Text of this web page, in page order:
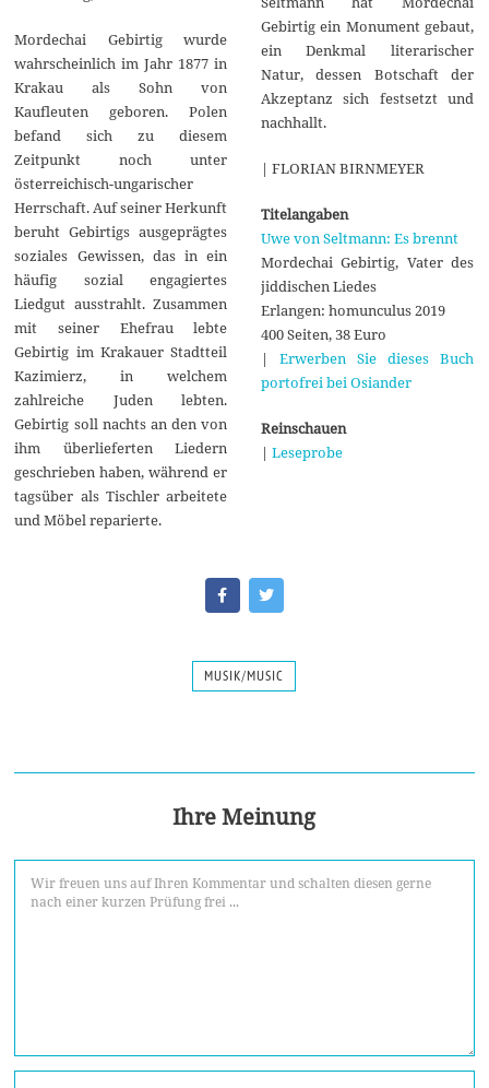
Mordechai Gebirtig wurde
wahrscheinlich im Jahr 1877 in
Krakau als Sohn von
Kaufleuten geboren. Polen
befand sich zu diesem
Zeitpunkt noch unter
österreichisch-ungarischer
Herrschaft. Auf seiner Herkunft
beruht Gebirtigs ausgeprägtes
soziales Gewissen, das in ein
häufig sozial engagiertes
Liedgut ausstrahlt. Zusammen
mit seiner Ehefrau lebte
Gebirtig im Krakauer Stadtteil
Kazimierz, in welchem
zahlreiche Juden lebten.
Gebirtig soll nachts an den von
ihm überlieferten Liedern
geschrieben haben, während er
tagsüber als Tischler arbeitete
und Möbel reparierte.
Gebirtig ein Monument gebaut,
ein Denkmal literarischer
Natur, dessen Botschaft der
Akzeptanz sich festsetzt und
nachhallt.
| FLORIAN BIRNMEYER
Titelangaben
Uwe von Seltmann: Es brennt
Mordechai Gebirtig, Vater des
jiddischen Liedes
Erlangen: homunculus 2019
400 Seiten, 38 Euro
| Erwerben Sie dieses Buch
portofrei bei Osiander
Reinschauen
| Leseprobe
MUSIK/MUSIC
Ihre Meinung